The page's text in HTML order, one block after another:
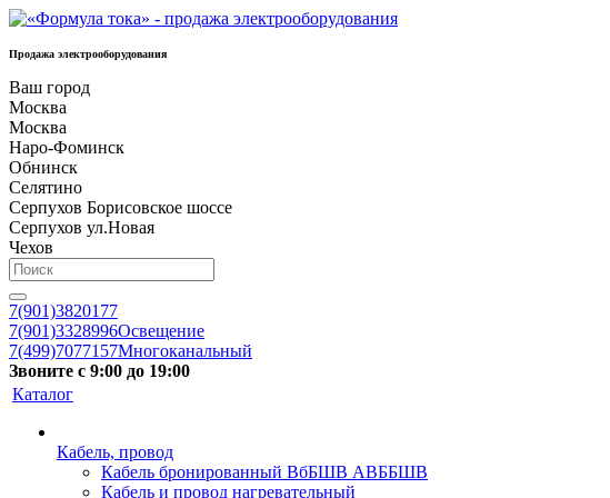
Продажа электрооборудования
Ваш город
Москва
Москва
Наро-Фоминск
Обнинск
Селятино
Серпухов Борисовское шоссе
Серпухов ул.Новая
Чехов
7(901)3820177
7(901)3328996Освещение
7(499)7077157Многоканальный
Звоните с 9:00 до 19:00
Каталог
Кабель, провод
Кабель бронированный ВбБШВ АВББШВ
Кабель и провод нагревательный